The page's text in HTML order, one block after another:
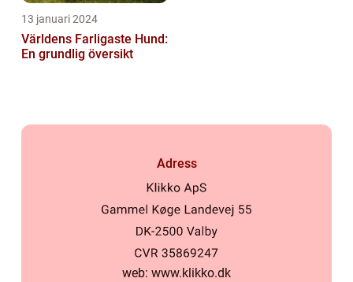
13 januari 2024
Världens Farligaste Hund:
En grundlig översikt
Adress
web: www.klikko.dk